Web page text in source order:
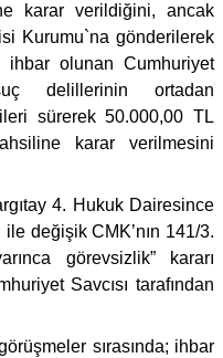
karar verildiğini, ancak
Kurumu`na gönderilerek
ihbar olunan Cumhuriyet
delillerinin ortadan
sürerek 50.000,00 TL
karar verilmesini
4. Hukuk Dairesince
ile değişik CMK’nın 141/3.
görevsizlik” kararı
Savcısı tarafından
sırasında; ihbar